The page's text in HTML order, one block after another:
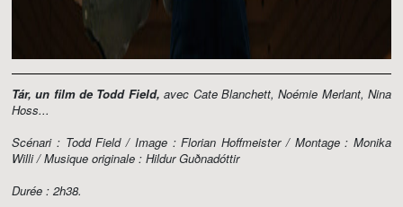
Tár, un film de Todd Field, avec Cate Blanchett, Noémie Merlant, Nina
Hoss...
Scénari : Todd Field / Image : Florian Hoffmeister / Montage : Monika
Willi / Musique originale : Hildur Guðnadóttir
Durée : 2h38.